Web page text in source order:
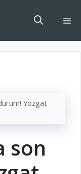
Yozgat
son